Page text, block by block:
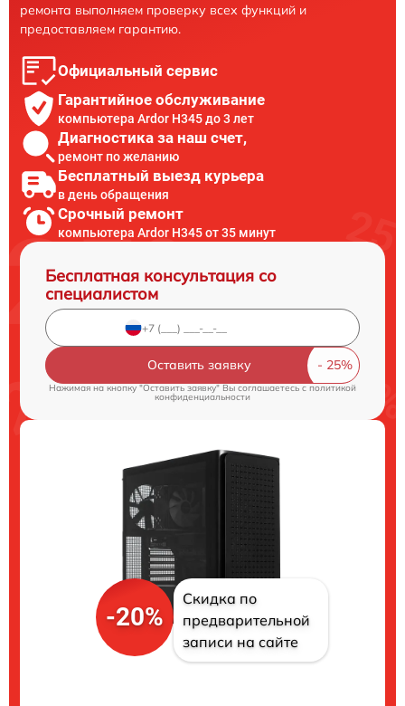
ремонта выполняем проверку всех функций и
предоставляем гарантию.
Официальный сервис
Гарантийное обслуживание
компьютера Ardor H345 до 3 лет
Диагностика за наш счет,
ремонт по желанию
Бесплатный выезд курьера
в день обращения
Срочный ремонт
компьютера Ardor H345 от 35 минут
Бесплатная консультация со
специалистом
Оставить заявку
Нажимая на кнопку "Оставить заявку" Вы соглашаетесь cполитикой
конфиденциальности
-20%
Скидка по
предварительной
записи на сайте